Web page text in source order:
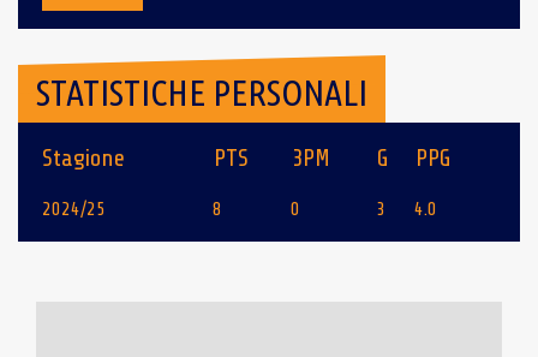
STATISTICHE PERSONALI
Stagione PTS 3PM G PPG
2024/25 8 0 3 4.0